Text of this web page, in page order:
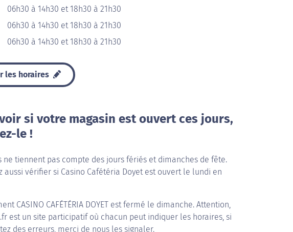
06h30 à 14h30 et 18h30 à 21h30
06h30 à 14h30 et 18h30 à 21h30
06h30 à 14h30 et 18h30 à 21h30
les horaires
si votre magasin est ouvert ces jours,
le !
ne tiennent pas compte des jours fériés et dimanches de fête.
aussi vérifier si Casino Cafétéria Doyet est ouvert le lundi en
CASINO CAFÉTÉRIA DOYET est fermé le dimanche. Attention,
est un site participatif où chacun peut indiquer les horaires, si
des erreurs, merci de nous les signaler.